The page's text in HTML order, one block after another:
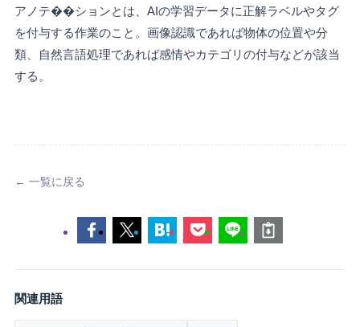
アノテ��ションとは、AIの学習データに正解ラベルやタグ
を付与する作業のこと。画像認識であれば物体の位置や分
類、自然言語処理であれば感情やカテゴリの付与などが該当
する。
← 一覧に戻る
関連用語